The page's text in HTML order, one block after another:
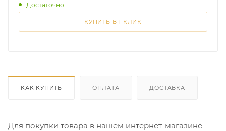
Достаточно
КУПИТЬ В 1 КЛИК
КАК КУПИТЬ ОПЛАТА ДОСТАВКА
Для покупки товара в нашем интернет-магазине